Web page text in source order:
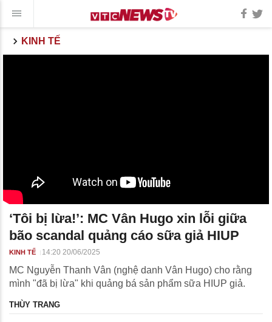
KINH TẾ
‘Tôi bị lừa!’: MC Vân Hugo xin lỗi giữa
bão scandal quảng cáo sữa giả HIUP
KINH TẾ 14:20 20/06/2025
MC Nguyễn Thanh Vân (nghệ danh Vân Hugo) cho rằng
mình "đã bị lừa" khi quảng bá sản phẩm sữa HIUP giả.
THÙY TRANG